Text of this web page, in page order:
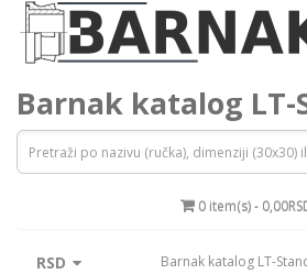
Barnak katalog LT-
0 item(s) -
RSD Barnak katalog LT-